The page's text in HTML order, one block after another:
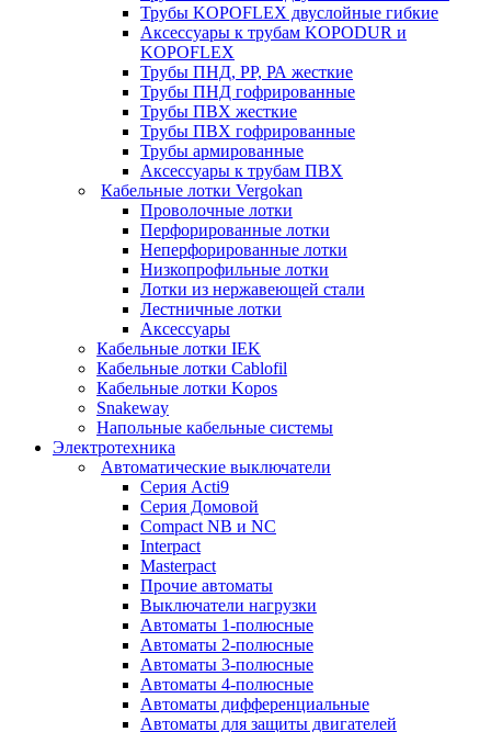
Трубы KOPOFLEX двуслойные гибкие
Аксессуары к трубам KOPODUR и
KOPOFLEX
Трубы ПНД, РР, РА жесткие
Трубы ПНД гофрированные
Трубы ПВХ жесткие
Трубы ПВХ гофрированные
Трубы армированные
Аксессуары к трубам ПВХ
Кабельные лотки Vergokan
Проволочные лотки
Перфорированные лотки
Неперфорированные лотки
Низкопрофильные лотки
Лотки из нержавеющей стали
Лестничные лотки
Аксессуары
Кабельные лотки IEK
Кабельные лотки Cablofil
Кабельные лотки Kopos
Snakeway
Напольные кабельные системы
Электротехника
Автоматические выключатели
Серия Acti9
Серия Домовой
Compact NB и NC
Interpact
Masterpact
Прочие автоматы
Выключатели нагрузки
Автоматы 1-полюсные
Автоматы 2-полюсные
Автоматы 3-полюсные
Автоматы 4-полюсные
Автоматы дифференциальные
Автоматы для защиты двигателей